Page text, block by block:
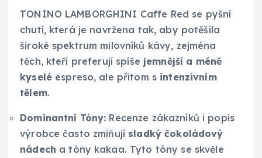
TONINO LAMBORGHINI Caffe Red se pyšní
chutí, která je navržena tak, aby potěšila
široké spektrum milovníků kávy, zejména
těch, kteří preferují spíše jemnější a méně
kyseléespreso, ale přitom s intenzivním
tělem.
Dominantní Tóny: Recenze zákazníků i popis
výrobce často zmiňují sladký čokoládový
nádech a tóny kakaa. Tyto tóny se skvěle